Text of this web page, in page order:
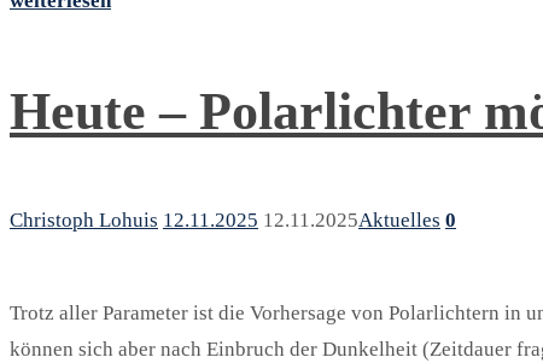
Heute – Polarlichter
Christoph Lohuis 12.11.2025 12.11.2025Aktuelles 0
Trotz aller Parameter ist die Vorhersage von Polarlichtern in
können sich aber nach Einbruch der Dunkelheit (Zeitdauer